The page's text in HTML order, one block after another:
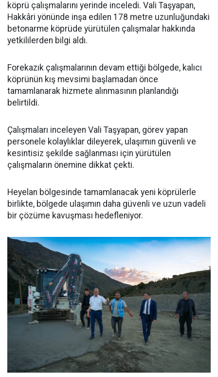
köprü çalışmalarını yerinde inceledi. Vali Taşyapan,
Hakkâri yönünde inşa edilen 178 metre uzunluğundaki
betonarme köprüde yürütülen çalışmalar hakkında
yetkililerden bilgi aldı.
Forekazık çalışmalarının devam ettiği bölgede, kalıcı
köprünün kış mevsimi başlamadan önce
tamamlanarak hizmete alınmasının planlandığı
belirtildi.
Çalışmaları inceleyen Vali Taşyapan, görev yapan
personele kolaylıklar dileyerek, ulaşımın güvenli ve
kesintisiz şekilde sağlanması için yürütülen
çalışmaların önemine dikkat çekti.
Heyelan bölgesinde tamamlanacak yeni köprülerle
birlikte, bölgede ulaşımın daha güvenli ve uzun vadeli
bir çözüme kavuşması hedefleniyor.